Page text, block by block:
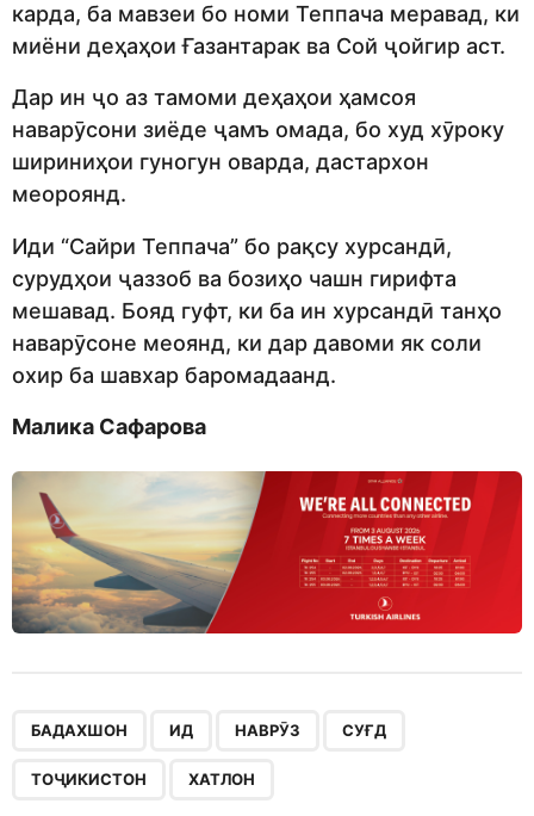
карда, ба мавзеи бо номи Теппача меравад, ки
миёни деҳаҳои Ғазантарак ва Сой ҷойгир аст.
Дар ин ҷо аз тамоми деҳаҳои ҳамсоя
наварӯсони зиёде ҷамъ омада, бо худ хӯроку
шириниҳои гуногун оварда, дастархон
меороянд.
Иди “Сайри Теппача” бо рақсу хурсандӣ,
сурудҳои ҷаззоб ва бозиҳо чашн гирифта
мешавад. Бояд гуфт, ки ба ин хурсандӣ танҳо
наварӯсоне меоянд, ки дар давоми як соли
охир ба шавхар баромадаанд.
Малика Сафарова
БАДАХШОН ИД НАВРӮЗ СУҒД
ТОҶИКИСТОН ХАТЛОН